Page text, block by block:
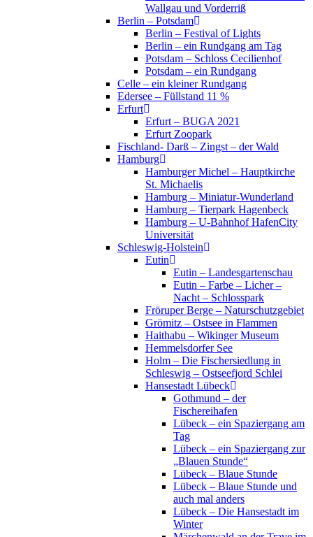
Wallgau und Vorderriß
Berlin – Potsdam
Berlin – Festival of Lights
Berlin – ein Rundgang am Tag
Potsdam – Schloss Cecilienhof
Potsdam – ein Rundgang
Celle – ein kleiner Rundgang
Edersee – Füllstand 11 %
Erfurt
Erfurt – BUGA 2021
Erfurt Zoopark
Fischland- Darß – Zingst – der Wald
Hamburg
Hamburger Michel – Hauptkirche
St. Michaelis
Hamburg – Miniatur-Wunderland
Hamburg – Tierpark Hagenbeck
Hamburg – U-Bahnhof HafenCity
Universität
Schleswig-Holstein
Eutin
Eutin – Landesgartenschau
Eutin – Farbe – Licher –
Nacht – Schlosspark
Fröruper Berge – Naturschutzgebiet
Grömitz – Ostsee in Flammen
Haithabu – Wikinger Museum
Hemmelsdorfer See
Holm – Die Fischersiedlung in
Schleswig – Ostseefjord Schlei
Hansestadt Lübeck
Gothmund – der
Fischereihafen
Lübeck – ein Spaziergang am
Tag
Lübeck – ein Spaziergang zur
„Blauen Stunde“
Lübeck – Blaue Stunde
Lübeck – Blaue Stunde und
auch mal anders
Lübeck – Die Hansestadt im
Winter